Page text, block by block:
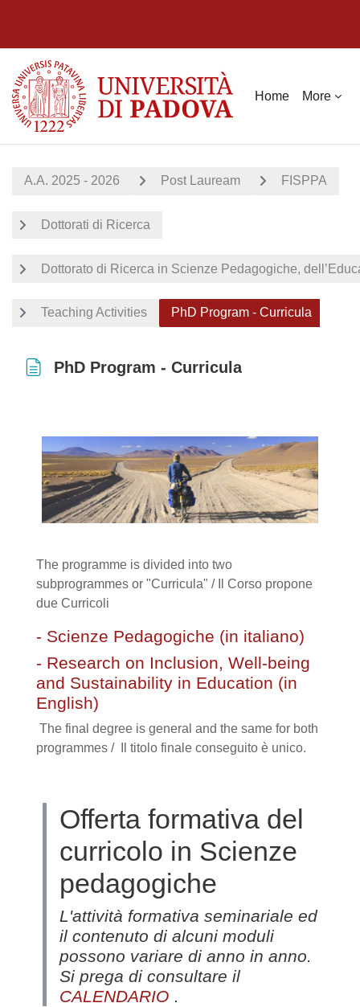
Home More
A.A. 2025 - 2026 Post Lauream FISPPA
Dottorati di Ricerca
Dottorato di Ricerca in Scienze Pedagogiche,
Teaching Activities PhD Program - Curricula
PhD Program - Curricula
The programme is divided into two
subprogrammes or "Curricula" / Il Corso propone
due Curricoli
- Scienze Pedagogiche (in italiano)
- Research on Inclusion, Well-being
and Sustainability in Education (in
English)
The final degree is general and the same for both
programmes / Il titolo finale conseguito è unico.
Offerta formativa del
curricolo in Scienze
pedagogiche
L'attività formativa seminariale ed
il contenuto di alcuni moduli
possono variare di anno in anno.
Si prega di consultare il
CALENDARIO .